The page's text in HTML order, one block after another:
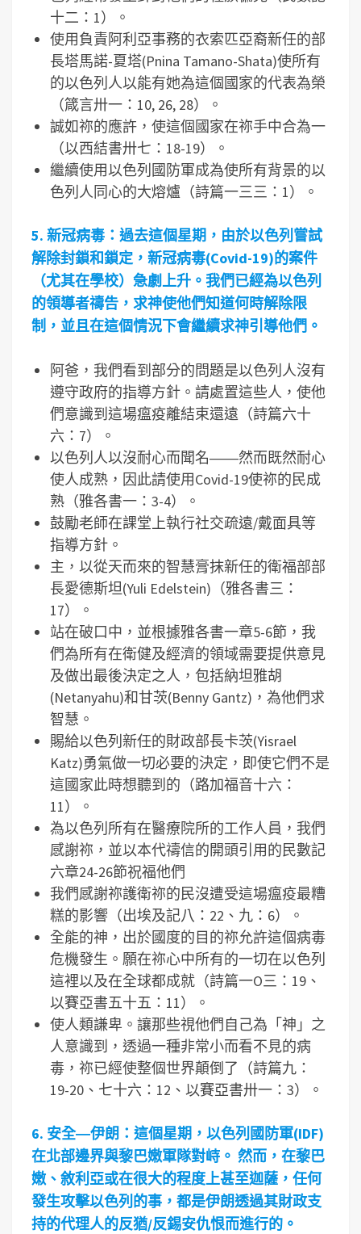
十二：1）。
使用負責阿利亞事務的衣索匹亞裔新任的部
長塔馬諾-夏塔(Pnina Tamano-Shata)使所有
的以色列人以能有她為這個國家的代表為榮
（箴言卅一：10, 26, 28）。
誠如祢的應許，使這個國家在祢手中合為一
（以西結書卅七：18-19）。
繼續使用以色列國防軍成為使所有背景的以
色列人同心的大熔爐（詩篇一三三：1）。
5. 新冠病毒：過去這個星期，由於以色列嘗試
解除封鎖和鎖定，新冠病毒(Covid-19)的案件
（尤其在學校）急劇上升。我們已經為以色列
的領導者禱告，求神使他們知道何時解除限
制，並且在這個情況下會繼續求神引導他們。
阿爸，我們看到部分的問題是以色列人沒有
遵守政府的指導方針。請處置這些人，使他
們意識到這場瘟疫離結束還遠（詩篇六十
六：7）。
以色列人以沒耐心而聞名――然而既然耐心
使人成熟，因此請使用Covid-19使祢的民成
熟（雅各書一：3-4）。
鼓勵老師在課堂上執行社交疏遠/戴面具等
指導方針。
主，以從天而來的智慧膏抹新任的衛福部部
長愛德斯坦(Yuli Edelstein)（雅各書三：
17）。
站在破口中，並根據雅各書一章5-6節，我
們為所有在衛健及經濟的領域需要提供意見
及做出最後決定之人，包括納坦雅胡
(Netanyahu)和甘茨(Benny Gantz)，為他們求
智慧。
賜給以色列新任的財政部長卡茨(Yisrael
Katz)勇氣做一切必要的決定，即使它們不是
這國家此時想聽到的（路加福音十六：
11）。
為以色列所有在醫療院所的工作人員，我們
感謝祢，並以本代禱信的開頭引用的民數記
六章24-26節祝福他們
我們感謝祢護衛祢的民沒遭受這場瘟疫最糟
糕的影響（出埃及記八：22、九：6）。
全能的神，出於國度的目的祢允許這個病毒
危機發生。願在祢心中所有的一切在以色列
這裡以及在全球都成就（詩篇一O三：19、
以賽亞書五十五：11）。
使人類謙卑。讓那些視他們自己為「神」之
人意識到，透過一種非常小而看不見的病
毒，祢已經使整個世界顛倒了（詩篇九：
19-20、七十六：12、以賽亞書卅一：3）。
6. 安全―伊朗：這個星期，以色列國防軍(IDF)
在北部邊界與黎巴嫩軍隊對峙。 然而，在黎巴
嫩、敘利亞或在很大的程度上甚至迦薩，任何
發生攻擊以色列的事，都是伊朗透過其財政支
持的代理人的反猶/反錫安仇恨而進行的。